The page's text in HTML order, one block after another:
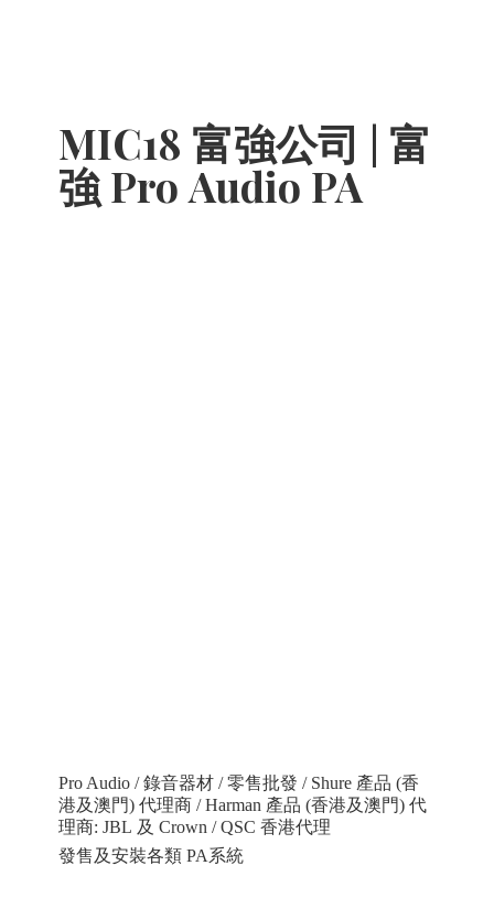
MIC18 富強公司 | 富
強 Pro Audio PA
Pro Audio / 錄音器材 / 零售批發 / Shure 產品 (香
港及澳門) 代理商 / Harman 產品 (香港及澳門) 代
理商: JBL 及 Crown / QSC 香港代理
發售及安裝各類 PA系統